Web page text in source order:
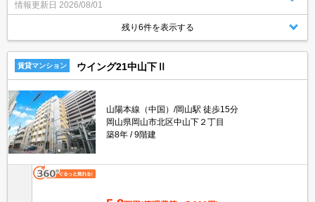
情報更新日 2026/08/01
残り6件を表示する
賃貸マンション ウイング21中山下Ⅱ
山陽本線（中国）/岡山駅 徒歩15分
岡山県岡山市北区中山下２丁目
築8年
9階建